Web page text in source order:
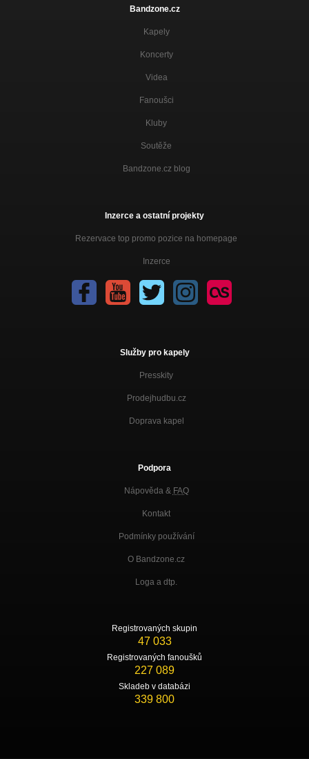
Bandzone.cz
Kapely
Koncerty
Videa
Fanoušci
Kluby
Soutěže
Bandzone.cz blog
Inzerce a ostatní projekty
Rezervace top promo pozice na homepage
Inzerce
Služby pro kapely
Presskity
Prodejhudbu.cz
Doprava kapel
Podpora
Nápověda & FAQ
Kontakt
Podmínky používání
O Bandzone.cz
Loga a dtp.
Registrovaných skupin
47 033
Registrovaných fanoušků
227 089
Skladeb v databázi
339 800